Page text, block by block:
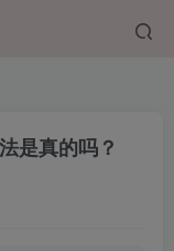
是真的吗？